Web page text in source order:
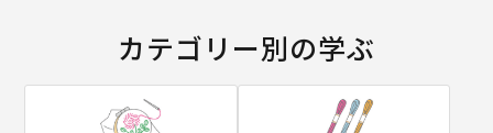
カテゴリー別の学ぶ